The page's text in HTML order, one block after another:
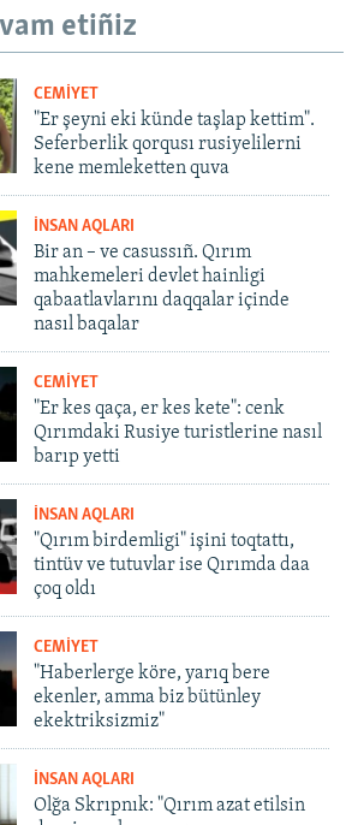
etiñiz
CEMİYET
"Er şeyni eki künde taşlap kettim".
Seferberlik qorqusı rusiyelilerni
kene memleketten quva
İNSAN AQLARI
Bir an – ve casussıñ. Qırım
mahkemeleri devlet hainligi
qabaatlavlarını daqqalar içinde
nasıl baqalar
CEMİYET
"Er kes qaça, er kes kete": cenk
Qırımdaki Rusiye turistlerine nasıl
barıp yetti
İNSAN AQLARI
"Qırım birdemligi" işini toqtattı,
tintüv ve tutuvlar ise Qırımda daa
çoq oldı
CEMİYET
"Haberlerge köre, yarıq bere
ekenler, amma biz bütünley
ekektriksizmiz"
İNSAN AQLARI
Olğa Skrıpnık: "Qırım azat etilsin